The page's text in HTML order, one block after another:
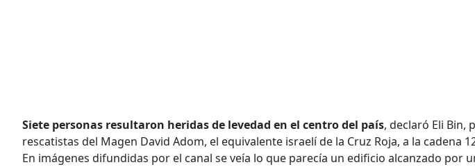
Siete personas resultaron heridas de levedad en el centro del país, declaró Eli Bin,
rescatistas del Magen David Adom, el equivalente israelí de la Cruz Roja, a la cadena
En imágenes difundidas por el canal se veía lo que parecía un edificio alcanzado por